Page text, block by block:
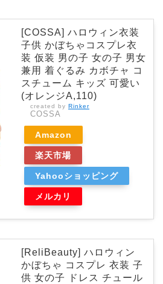
[COSSA] ハロウィン衣装
子供 かぼちゃコスプレ衣
装 仮装 男の子 女の子 男女
兼用 着ぐるみ カボチャ コ
スチューム キッズ 可愛い
(オレンジA,110)
created by Rinker
COSSA
Amazon
楽天市場
Yahooショッピング
メルカリ
[ReliBeauty] ハロウィン
かぼちゃ コスプレ 衣装 子
供 女の子 ドレス チュール